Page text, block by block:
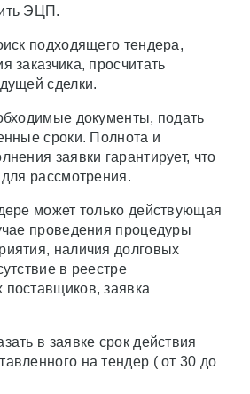
ЭЦП.
подходящего тендера,
заказчика, просчитать
сделки.
документы, подать
сроки. Полнота и
заявки гарантирует, что
рассмотрения.
может только действующая
проведения процедуры
наличия долговых
в реестре
заявка
в заявке срок действия
на тендер ( от 30 до